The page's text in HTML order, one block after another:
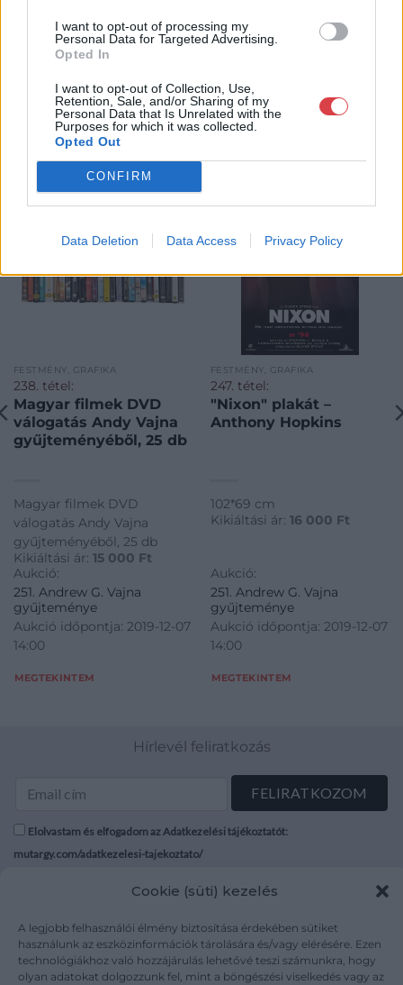
I want to opt-out of processing my
Personal Data for Targeted Advertising.
Opted In
I want to opt-out of Collection, Use,
Retention, Sale, and/or Sharing of my
Personal Data that Is Unrelated with the
Purposes for which it was collected.
Opted Out
CONFIRM
Data Deletion Data Access Privacy Policy
Cookie (süti) kezelés
A legjobb felhasználói élmény biztosítása érdekében sütiket
használunk az eszközinformációk tárolására és/vagy elérésére. Ezen
technológiákhoz való hozzájárulás lehetővé teszi számunkra, hogy
olyan adatokat dolgozzunk fel, mint a böngészési viselkedés vagy az
KAPCSOLÓDÓ MŰTÁRGYAK
FESTMÉNY, GRAFIKA
238. tétel:
Magyar filmek DVD
válogatás Andy Vajna
gyűjteményéből, 25 db
Magyar filmek DVD
válogatás Andy Vajna
gyűjteményéből, 25 db
Kikiáltási ár: 15 000 Ft
Aukció:
251. Andrew G. Vajna
gyűjteménye
Aukció időpontja: 2019-12-07
14:00
MEGTEKINTEM
FESTMÉNY, GRAFIKA
247. tétel:
"Nixon" plakát –
Anthony Hopkins
102*69 cm
Kikiáltási ár: 16 000 Ft
Aukció:
251. Andrew G. Vajna
gyűjteménye
Aukció időpontja: 2019-12-07
14:00
MEGTEKINTEM
Hírlevél feliratkozás
Elolvastam és elfogadom az Adatkezelési tájékoztatót:
mutargy.com/adatkezelesi-tajekoztato/
Médiaajánlat
Karrier
Kapcsolat
Áraink
ÁSZF
Adatvédelem
Impresszum